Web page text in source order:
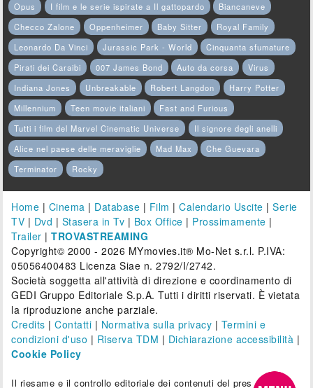
Opus
I film e le serie ispirate a Il gattopardo
Biancaneve
Checco Zalone
Oppenheimer Baby Sitter
Royal Family
Leonardo Da Vinci
Jurassic Park - World
Cinquanta sfumature
Pirati dei Caraibi
007 James Bond Auto da corsa
Virus
Indiana Jones
Unbreakable Robert Langdon
Harry Potter
Millennium
Teen movie italiani
Fast and Furious
Tutti i film del Marvel Cinematic Universe
Il signore degli anelli
Alice nel paese delle meraviglie
Mad Max
Che Guevara
Terminator
Rocky
Home | Cinema | Database | Film |Calendario Uscite |Serie
TV | Dvd | Stasera in Tv | Box Office | Prossimamente |
Trailer |TROVASTREAMING
Copyright© 2000 - 2026 MYmovies.it® Mo-Net s.r.l. P.IVA:
05056400483 Licenza Siae n. 2792/I/2742.
Società soggetta all'attività di direzione e coordinamento di
GEDI Gruppo Editoriale S.p.A. Tutti i diritti riservati. È vietata
la riproduzione anche parziale.
Credits |Contatti | Normativa sulla privacy | Termini e
condizioni d'uso | Riserva TDM | Dichiarazione accessibilità |
Cookie Policy
Il riesame e il controllo editoriale dei contenuti del presente sito